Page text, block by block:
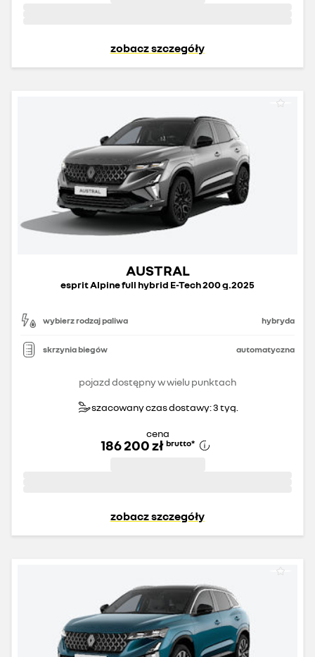
zobacz szczegóły
AUSTRAL
esprit Alpine full hybrid E-Tech 200 g.2025
wybierz rodzaj paliwa hybryda
skrzynia biegów automatyczna
pojazd dostępny w wielu punktach
szacowany czas dostawy: 3 tyg.
cena
186 200 zł brutto*
zobacz szczegóły